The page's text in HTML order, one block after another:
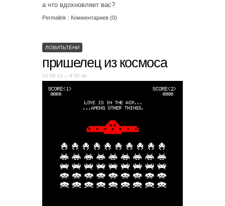
а что вдохновляет вас?
Permalink Комментариев (0)
ЛОВИТЬТЕНИ
пришелец из космоса
10.08.12 – 9:52 пп